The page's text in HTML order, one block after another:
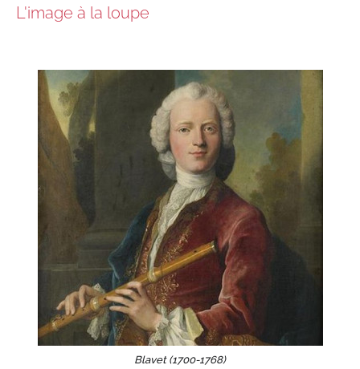
L'image à la loupe
Blavet (1700-1768)